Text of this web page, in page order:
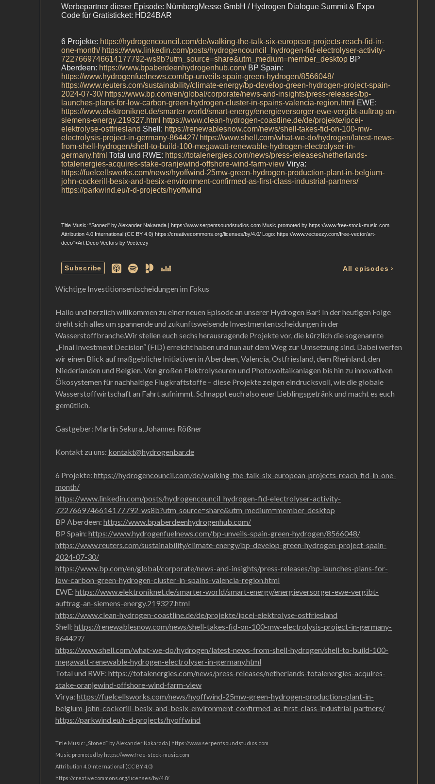
Wichtige Investitionsentscheidungen im Fokus
Hallo und herzlich willkommen zu einer neuen Episode an unserer Hydrogen Bar! In der heutigen Folge
dreht sich alles um spannende und zukunftsweisende Investmententscheidungen in der
Wasserstoffbranche.Wir stellen euch sechs herausragende Projekte vor, die kürzlich die sogenannte
„Final Investment Decision“ (FID) erreicht haben und nun auf dem Weg zur Umsetzung sind. Dabei werfen
wir einen Blick auf maßgebliche Initiativen in Aberdeen, Valencia, Ostfriesland, dem Rheinland, den
Niederlanden und Belgien. Von großen Elektrolyseuren und Photovoltaikanlagen bis hin zu innovativen
Ökosystemen für nachhaltige Flugkraftstoffe – diese Projekte zeigen eindrucksvoll, wie die globale
Wasserstoffwirtschaft an Fahrt aufnimmt. Schnappt euch also euer Lieblingsgetränk und macht es euch
gemütlich.
Gastgeber: Martin Sekura, Johannes Rößner
Kontakt zu uns: kontakt@hydrogenbar.de
6 Projekte:https://hydrogencouncil.com/de/walking-the-talk-six-european-projects-reach-fid-in-one-
month/
https://www.linkedin.com/posts/hydrogencouncil_hydrogen-fid-electrolyser-activity-
7227669746614177792-ws8b?utm_source=share&utm_medium=member_desktop
BP Aberdeen:https://www.bpaberdeenhydrogenhub.com/
BP Spain:https://www.hydrogenfuelnews.com/bp-unveils-spain-green-hydrogen/8566048/
https://www.reuters.com/sustainability/climate-energy/bp-develop-green-hydrogen-project-spain-
2024-07-30/
https://www.bp.com/en/global/corporate/news-and-insights/press-releases/bp-launches-plans-for-
low-carbon-green-hydrogen-cluster-in-spains-valencia-region.html
EWE:https://www.elektroniknet.de/smarter-world/smart-energy/energieversorger-ewe-vergibt-
auftrag-an-siemens-energy.219327.html
https://www.clean-hydrogen-coastline.de/de/projekte/ipcei-elektrolyse-ostfriesland
Shell:https://renewablesnow.com/news/shell-takes-fid-on-100-mw-electrolysis-project-in-germany-
864427/
https://www.shell.com/what-we-do/hydrogen/latest-news-from-shell-hydrogen/shell-to-build-100-
megawatt-renewable-hydrogen-electrolyser-in-germany.html
Total und RWE:https://totalenergies.com/news/press-releases/netherlands-totalenergies-acquires-
stake-oranjewind-offshore-wind-farm-view
Virya:https://fuelcellsworks.com/news/hyoffwind-25mw-green-hydrogen-production-plant-in-
belgium-john-cockerill-besix-and-besix-environment-confirmed-as-first-class-industrial-partners/
https://parkwind.eu/r-d-projects/hyoffwind
Title Music: „Stoned“ by Alexander Nakarada | https://www.serpentsoundstudios.com
Music promoted by https://www.free-stock-music.com
Attribution 4.0 International (CC BY 4.0)
https://creativecommons.org/licenses/by/4.0/